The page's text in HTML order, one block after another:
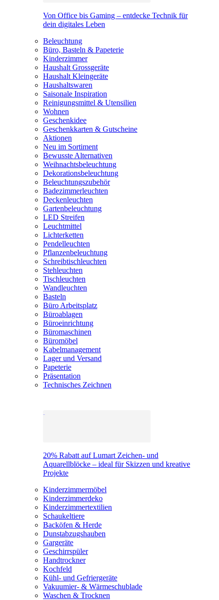
Von Office bis Gaming – entdecke Technik für
dein digitales Leben
Beleuchtung
Büro, Basteln & Papeterie
Kinderzimmer
Haushalt Grossgeräte
Haushalt Kleingeräte
Haushaltswaren
Saisonale Inspiration
Reinigungsmittel & Utensilien
Wohnen
Geschenkidee
Geschenkkarten & Gutscheine
Aktionen
Neu im Sortiment
Bewusste Alternativen
Weihnachtsbeleuchtung
Dekorationsbeleuchtung
Beleuchtungszubehör
Badezimmerleuchten
Deckenleuchten
Gartenbeleuchtung
LED Streifen
Leuchtmittel
Lichterketten
Pendelleuchten
Pflanzenbeleuchtung
Schreibtischleuchten
Stehleuchten
Tischleuchten
Wandleuchten
Basteln
Büro Arbeitsplatz
Büroablagen
Büroeinrichtung
Büromaschinen
Büromöbel
Kabelmanagement
Lager und Versand
Papeterie
Präsentation
Technisches Zeichnen
20% Rabatt auf Lumart Zeichen- und
Aquarellblöcke – ideal für Skizzen und kreative
Projekte
Kinderzimmermöbel
Kinderzimmerdeko
Kinderzimmertextilien
Schaukeltiere
Backöfen & Herde
Dunstabzugshauben
Gargeräte
Geschirrspüler
Handtrockner
Kochfeld
Kühl- und Gefriergeräte
Vakuumier- & Wärmeschublade
Waschen & Trocknen